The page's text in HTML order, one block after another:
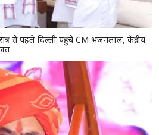
से पहले दिल्ली पहुंचे CM भजनलाल, केंद्रीय